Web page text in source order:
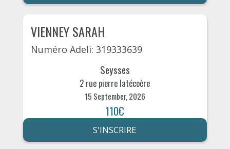
VIENNEY SARAH
Numéro Adeli: 319333639
Seysses
2 rue pierre latécoère
15 September, 2026
110€
S'INSCRIRE